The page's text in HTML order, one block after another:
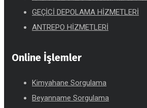
GEÇİCİ DEPOLAMA HİZMETLERİ
ANTREPO HİZMETLERİ
Online İşlemler
Kimyahane Sorgulama
Beyanname Sorgulama